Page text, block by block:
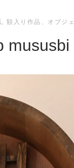
,額入り作品、オブジェ